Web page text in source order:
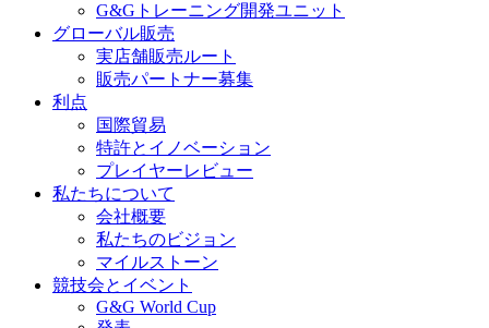
G&Gトレーニング開発ユニット
グローバル販売
実店舗販売ルート
販売パートナー募集
利点
国際貿易
特許とイノベーション
プレイヤーレビュー
私たちについて
会社概要
私たちのビジョン
マイルストーン
競技会とイベント
G&G World Cup